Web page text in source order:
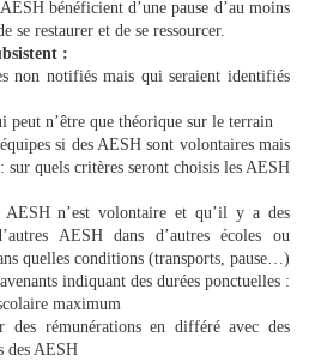
bénéficient d’une pause d’au moins
se restaurer et de se ressourcer.
:
non notifiés mais qui seraient identifiés
n’être que théorique sur le terrain
si des AESH sont volontaires mais
sur quels critères seront choisis les AESH
n’est volontaire et qu’il y a des
AESH dans d’autres écoles ou
quelles conditions (transports, pause…)
indiquant des durées ponctuelles :
maximum
des rémunérations en différé avec des
des AESH